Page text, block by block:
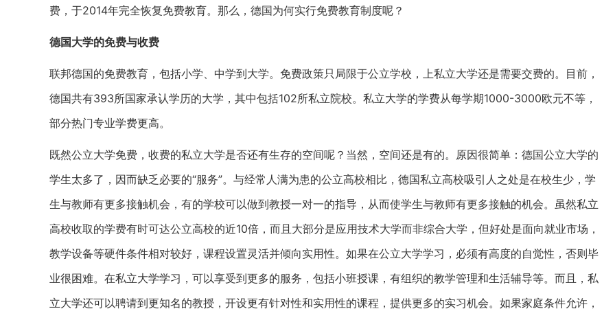
费，于2014年完全恢复免费教育。那么，德国为何实行免费教育制度呢？
德国大学的免费与收费
联邦德国的免费教育，包括小学、中学到大学。免费政策只局限于公立学校，上私立大学还是需要交费的。目前，
德国共有393所国家承认学历的大学，其中包括102所私立院校。私立大学的学费从每学期1000-3000欧元不等，
部分热门专业学费更高。
既然公立大学免费，收费的私立大学是否还有生存的空间呢？当然，空间还是有的。原因很简单：德国公立大学的
学生太多了，因而缺乏必要的“服务”。与经常人满为患的公立高校相比，德国私立高校吸引人之处是在校生少，学
生与教师有更多接触机会，有的学校可以做到教授一对一的指导，从而使学生与教师有更多接触的机会。虽然私立
高校收取的学费有时可达公立高校的近10倍，而且大部分是应用技术大学而非综合大学，但好处是面向就业市场，
教学设备等硬件条件相对较好，课程设置灵活并倾向实用性。如果在公立大学学习，必须有高度的自觉性，否则毕
业很困难。在私立大学学习，可以享受到更多的服务，包括小班授课，有组织的教学管理和生活辅导等。而且，私
立大学还可以聘请到更知名的教授，开设更有针对性和实用性的课程，提供更多的实习机会。如果家庭条件允许，